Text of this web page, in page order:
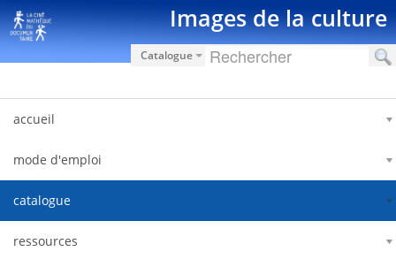
Pular para o conteúdo Images de la culture
Catalogue
accueil
mode d'emploi
catalogue
ressources